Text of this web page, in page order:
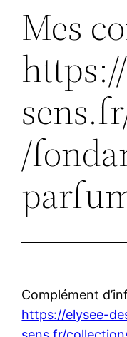
Mes
/
Complément
https://elysee-